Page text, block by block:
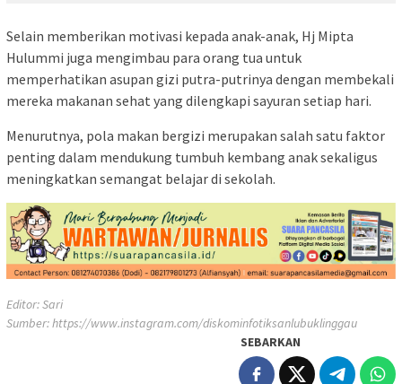
Selain memberikan motivasi kepada anak-anak, Hj Mipta
Hulummi juga mengimbau para orang tua untuk
memperhatikan asupan gizi putra-putrinya dengan membekali
mereka makanan sehat yang dilengkapi sayuran setiap hari.
Menurutnya, pola makan bergizi merupakan salah satu faktor
penting dalam mendukung tumbuh kembang anak sekaligus
meningkatkan semangat belajar di sekolah.
Editor: Sari
Sumber:https://www.instagram.com/diskominfotiksanlubuklinggau
SEBARKAN